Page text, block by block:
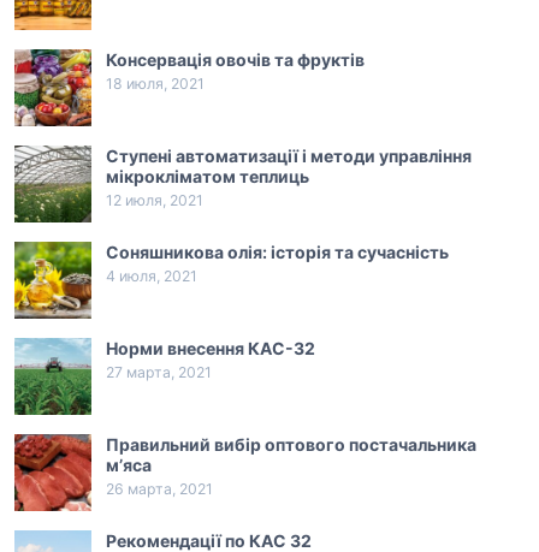
Консервація овочів та фруктів
18 июля, 2021
Ступені автоматизації і методи управління
мікрокліматом теплиць
12 июля, 2021
Соняшникова олія: історія та сучасність
4 июля, 2021
Норми внесення КАС-32
27 марта, 2021
Правильний вибір оптового постачальника
м’яса
26 марта, 2021
Рекомендації по КАС 32